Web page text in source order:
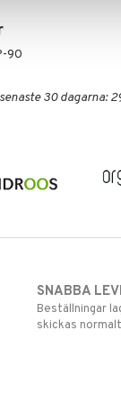
90
30 dagarna:
SNABBA
Beställningar
skickas